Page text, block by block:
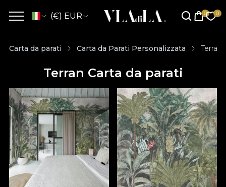
(€) EUR
Carta da parati Carta da Parati Personalizzata Terran
Terran Carta da parati